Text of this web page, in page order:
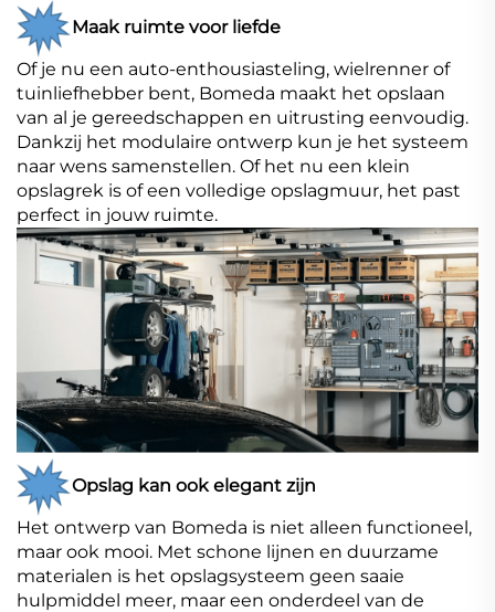
Maak ruimte voor liefde
Of je nu een auto-enthousiasteling, wielrenner of
tuinliefhebber bent, Bomeda maakt het opslaan
van al je gereedschappen en uitrusting eenvoudig.
Dankzij het modulaire ontwerp kun je het systeem
naar wens samenstellen. Of het nu een klein
opslagrek is of een volledige opslagmuur, het past
perfect in jouw ruimte.
Opslag kan ook elegant zijn
Het ontwerp van Bomeda is niet alleen functioneel,
maar ook mooi. Met schone lijnen en duurzame
materialen is het opslagsysteem geen saaie
hulpmiddel meer, maar een onderdeel van de